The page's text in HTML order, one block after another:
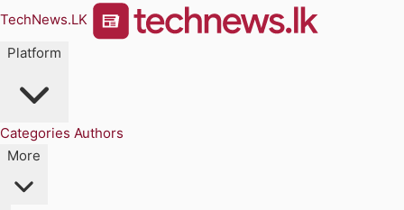
TechNews.LK
Platform
Categories Authors
More